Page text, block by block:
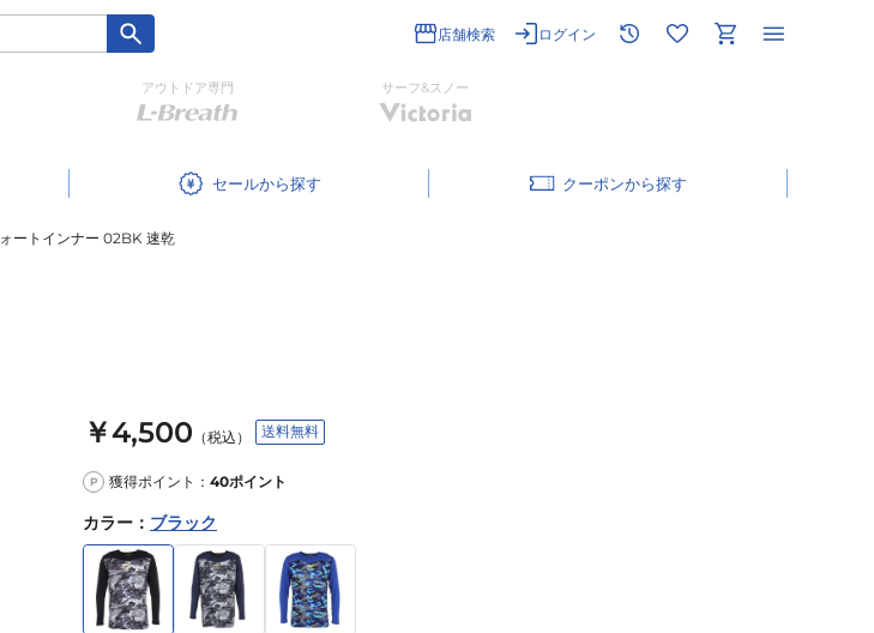
店舗検索 ログイン
アウトドア専門 サーフ&スノー
セール クーポン
ートインナー 02BK 速乾
￥4,500 （税込） 送料無料
P 獲得ポイント： 40ポイント
カラー ： ブラック